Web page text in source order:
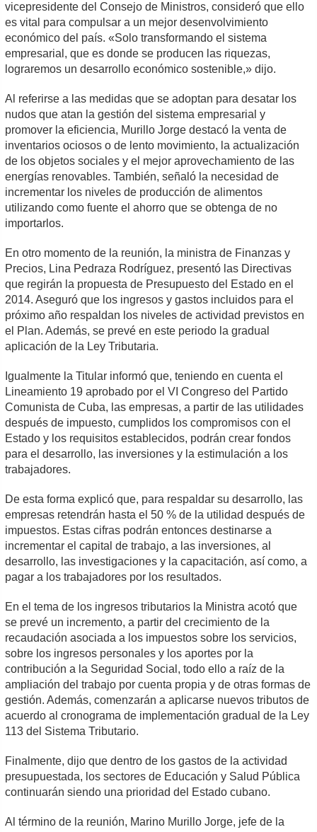
vicepresidente del Consejo de Ministros, consideró que ello
es vital para compulsar a un mejor desenvolvimiento
económico del país. «Solo transformando el sistema
empresarial, que es donde se producen las riquezas,
lograremos un desarrollo económico sostenible,» dijo.
Al referirse a las medidas que se adoptan para desatar los
nudos que atan la gestión del sistema empresarial y
promover la eficiencia, Murillo Jorge destacó la venta de
inventarios ociosos o de lento movimiento, la actualización
de los objetos sociales y el mejor aprovechamiento de las
energías renovables. También, señaló la necesidad de
incrementar los niveles de producción de alimentos
utilizando como fuente el ahorro que se obtenga de no
importarlos.
En otro momento de la reunión, la ministra de Finanzas y
Precios, Lina Pedraza Rodríguez, presentó las Directivas
que regirán la propuesta de Presupuesto del Estado en el
2014. Aseguró que los ingresos y gastos incluidos para el
próximo año respaldan los niveles de actividad previstos en
el Plan. Además, se prevé en este periodo la gradual
aplicación de la Ley Tributaria.
Igualmente la Titular informó que, teniendo en cuenta el
Lineamiento 19 aprobado por el VI Congreso del Partido
Comunista de Cuba, las empresas, a partir de las utilidades
después de impuesto, cumplidos los compromisos con el
Estado y los requisitos establecidos, podrán crear fondos
para el desarrollo, las inversiones y la estimulación a los
trabajadores.
De esta forma explicó que, para respaldar su desarrollo, las
empresas retendrán hasta el 50 % de la utilidad después de
impuestos. Estas cifras podrán entonces destinarse a
incrementar el capital de trabajo, a las inversiones, al
desarrollo, las investigaciones y la capacitación, así como, a
pagar a los trabajadores por los resultados.
En el tema de los ingresos tributarios la Ministra acotó que
se prevé un incremento, a partir del crecimiento de la
recaudación asociada a los impuestos sobre los servicios,
sobre los ingresos personales y los aportes por la
contribución a la Seguridad Social, todo ello a raíz de la
ampliación del trabajo por cuenta propia y de otras formas de
gestión. Además, comenzarán a aplicarse nuevos tributos de
acuerdo al cronograma de implementación gradual de la Ley
113 del Sistema Tributario.
Finalmente, dijo que dentro de los gastos de la actividad
presupuestada, los sectores de Educación y Salud Pública
continuarán siendo una prioridad del Estado cubano.
Al término de la reunión, Marino Murillo Jorge, jefe de la